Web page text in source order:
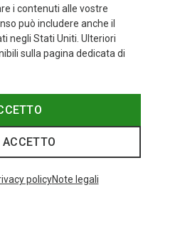
fino a 31%
i contenuti alle vostre
può includere anche il
negli Stati Uniti. Ulteriori
sulla pagina dedicata di
ACCETTO
policyNote legali